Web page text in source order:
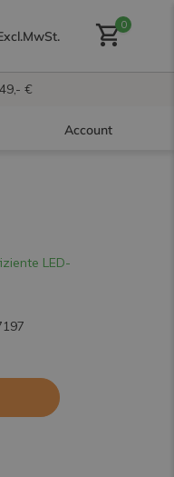
MwSt.
0
€
Account
LED-